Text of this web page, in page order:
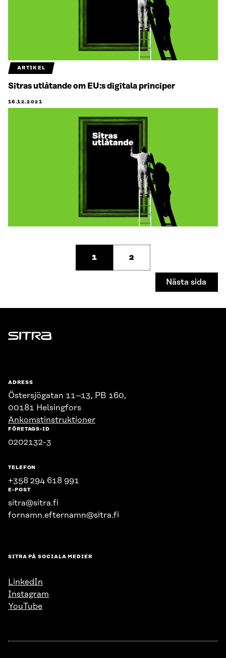
ARTIKEL
Sitras utlåtande om EU:s digitala principer
16.12.2021
1 2
Nästa sida
Sitra
ADRESS
Östersjögatan 11–13, PB 160,
00181 Helsingfors
Ankomstinstruktioner
FÖRETAGS-ID
0202132-3
TELEFON
+358 294 618 991
E-POST
sitra@sitra.fi
fornamn.efternamn@sitra.fi
SITRA PÅ SOCIALA MEDIER
LinkedIn
Instagram
YouTube